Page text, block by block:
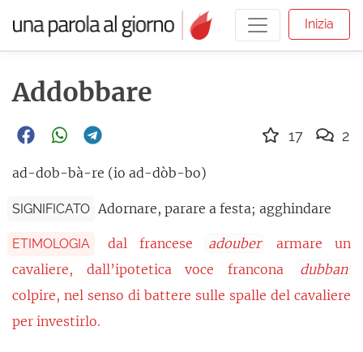
Inizia
Addobbare
ad-dob-bà-re (io ad-dòb-bo)
SIGNIFICATO Adornare, parare a festa; agghindare
ETIMOLOGIA dal francese adouber
armare un
cavaliere, dall’ipotetica voce francona
dubban
colpire, nel senso di battere sulle spalle del cavaliere
per investirlo.
17 2